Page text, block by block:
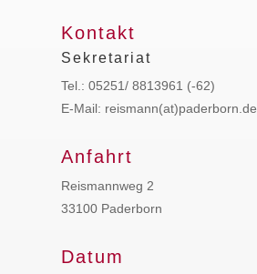
Kontakt
Sekretariat
Tel.: 05251/ 8813961 (-62)
E-Mail: reismann(at)paderborn.de
Anfahrt
Reismannweg 2
33100 Paderborn
Datum